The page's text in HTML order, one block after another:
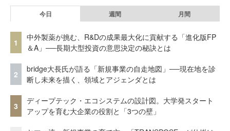
今日 週間 月間
1
中外製薬が挑む、R&Dの成果最大化に貢献する「進化版FP
＆A」──長期大型投資の意思決定の秘訣とは
2
bridge大長氏が語る「新規事業の自走地図」──現在地を診
断し未来を描く、領域とアジェンダとは
3
ディープテック・エコシステムの設計図。大学発スタート
アップを育む大企業の役割と「3つの壁」